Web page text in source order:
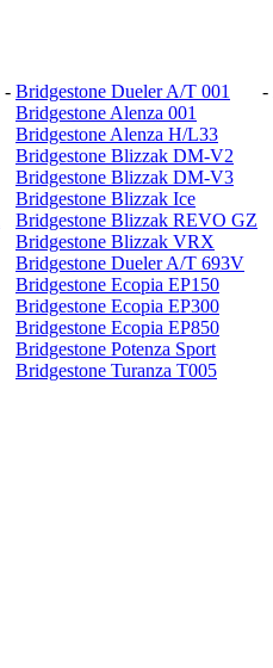
- Bridgestone Dueler A/T 001
Bridgestone Alenza 001
Bridgestone Alenza H/L33
Bridgestone Blizzak DM-V2
Bridgestone Blizzak DM-V3
Bridgestone Blizzak Ice
Bridgestone Blizzak REVO GZ
Bridgestone Blizzak VRX
Bridgestone Dueler A/T 693V
Bridgestone Ecopia EP150
Bridgestone Ecopia EP300
Bridgestone Ecopia EP850
Bridgestone Potenza Sport
Bridgestone Turanza T005
-